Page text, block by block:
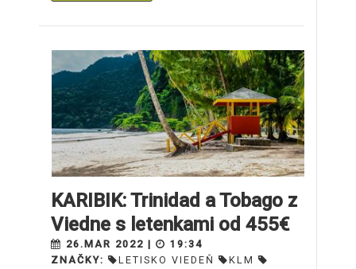
KARIBIK: Trinidad a Tobago z
Viedne s letenkami od 455€
26.MAR 2022 |
19:34
ZNAČKY:
LETISKO VIEDEŇ
KLM